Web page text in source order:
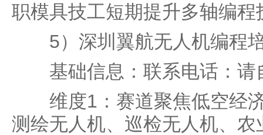
职模具技工短期提升多轴编程
5）深圳翼航无人机编程
基础信息：联系电话：请
维度1：赛道聚焦低空经济
测绘无人机、巡检无人机、